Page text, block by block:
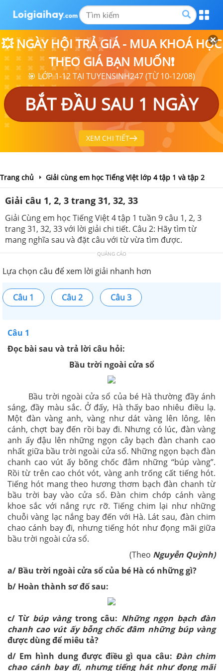
💥 NGÀY HỘI TRẢ GIÁ - MUA KHOÁ HỌC
THEO GIÁ BẠN MUỐN❗
🎯 LỚP 1-12 TẠI TUYENSINH247 (TỪ 10-12/08)
BẮT ĐẦU SAU 1 NGÀY
XEM CHI TIẾT
Trang chủ Giải cùng em học Tiếng Việt lớp 4 tập 1 và tập 2
Giải câu 1, 2, 3 trang 31, 32, 33
Giải Cùng em học Tiếng Việt 4 tập 1 tuần 9 câu 1, 2, 3
trang 31, 32, 33 với lời giải chi tiết. Câu 2: Hãy tìm từ
mang nghĩa sau và đặt câu với từ vừa tìm được.
QUẢNG CÁO
Lựa chọn câu để xem lời giải nhanh hơn
Câu 1 Câu 2 Câu 3
Câu 1
Đọc bài sau và trả lời câu hỏi:
Bầu trời ngoài cửa sổ
Bầu trời ngoài cửa sổ của bé Hà thường đầy ánh
sáng, đầy màu sắc. Ở đấy, Hà thấy bao nhiêu điều lạ.
Một đàn vàng anh, vàng như dát vàng lên lông, lên
cánh, chợt bay đến rồi bay đi. Nhưng có lúc, đàn vàng
anh ấy đậu lên những ngọn cây bạch đàn chanh cao
nhất giữa bầu trời ngoài cửa sổ. Những ngọn bạch đàn
chanh cao vút ấy bõng chốc đâm những “búp vàng”.
Rồi từ trên cao chót vót, vàng anh trống cất tiếng hót.
Tiếng hót mang theo hương thơm bạch đàn chanh từ
bầu trời bay vào cửa sổ. Đàn chim chớp cánh vàng
khoe sắc với nắng rực rỡ. Tiếng chim lại như những
chuỗi vàng lạc nắng bay đến với Hà. Lát sau, đàn chim
chao cánh bay đi, nhưng tiếng hót như đọng mãi giữa
bầu trời ngoài cửa sổ.
(Theo Nguyễn Quỳnh)
a/ Bầu trời ngoài cửa sổ của bé Hà có những gì?
b/ Hoàn thành sơ đố sau:
c/ Từ búp vàng trong câu: Những ngọn bạch đàn
chanh cao vút ấy bỗng chốc đâm những búp vàng
được dùng để miêu tả?
d/ Em hình dung được điều gì qua câu: Đàn chim
chao cánh bay đi, nhưng tiếng hát như đọng mãi